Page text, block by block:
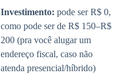
Investimento: pode ser R$ 0,
como pode ser de R$ 150–R$
200 (pra você alugar um
endereço fiscal, caso não
atenda presencial/híbrido)